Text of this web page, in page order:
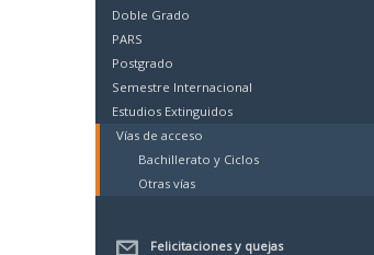
Doble Grado
PARS
Postgrado
Semestre Internacional
Estudios Extinguidos
Vías de acceso
Bachillerato y Ciclos
Otras vías
Felicitaciones y quejas